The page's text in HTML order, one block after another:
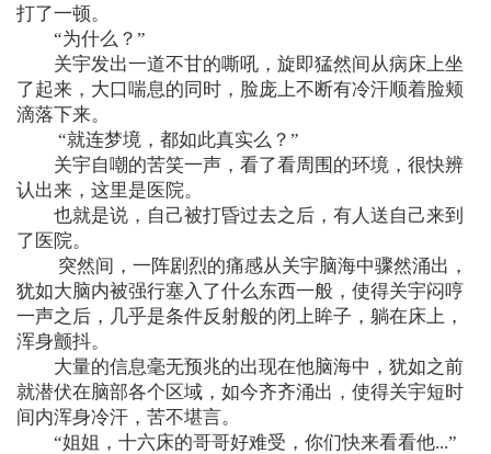
打了一顿。
“为什么？”
关宇发出一道不甘的嘶吼，旋即猛然间从病床上坐
了起来，大口喘息的同时，脸庞上不断有冷汗顺着脸颊
滴落下来。
“就连梦境，都如此真实么？”
关宇自嘲的苦笑一声，看了看周围的环境，很快辨
认出来，这里是医院。
也就是说，自己被打昏过去之后，有人送自己来到
了医院。
突然间，一阵剧烈的痛感从关宇脑海中骤然涌出，
犹如大脑内被强行塞入了什么东西一般，使得关宇闷哼
一声之后，几乎是条件反射般的闭上眸子，躺在床上，
浑身颤抖。
大量的信息毫无预兆的出现在他脑海中，犹如之前
就潜伏在脑部各个区域，如今齐齐涌出，使得关宇短时
间内浑身冷汗，苦不堪言。
“姐姐，十六床的哥哥好难受，你们快来看看他...”